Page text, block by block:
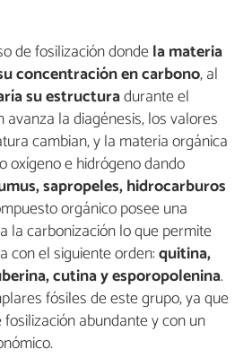
de fosilización dondela materia
concentración en carbono, al
su estructuradurante el
la diagénesis, los valores
cambian, y la materia orgánica
oxígeno e hidrógeno dando
sapropeles, hidrocarburos
orgánico posee una
la carbonización lo que permite
con el siguiente orden:quitina,
cutina y esporopolenina.
fósiles de este grupo, ya que
abundante y con un